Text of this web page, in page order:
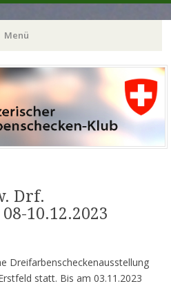
Menü
Drf.
10.12.2023
Dreifarbenscheckenausstellung
statt. Bis am 03.11.2023